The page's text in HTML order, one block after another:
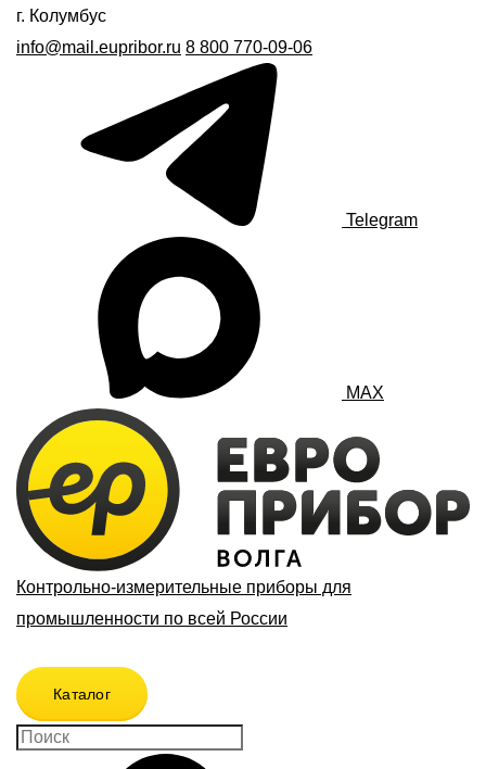
г. Колумбус
info@mail.eupribor.ru 8 800 770-09-06
Telegram
MAX
Контрольно-измерительные приборы для
промышленности по всей России
Каталог